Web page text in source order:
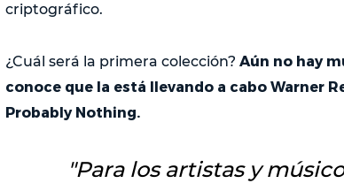
criptográfico.
¿Cuál será la primera colección? Aún no hay
conoce que la está llevando a cabo Warner
Probably Nothing.
"Para los artistas y